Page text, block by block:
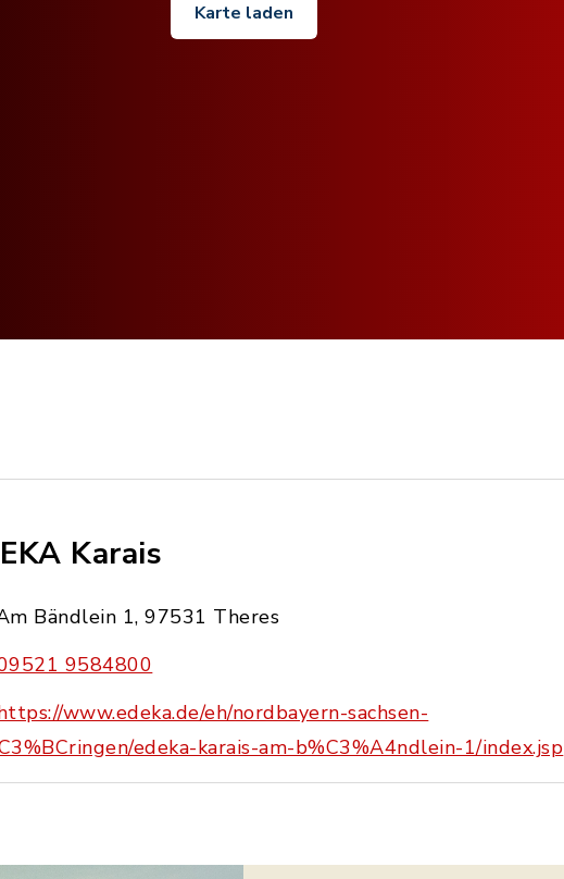
Karte laden
Karais
Bändlein 1, 97531 Theres
9584800
www.edeka.de/eh/nordbayern-sachsen-
edeka-karais-am-b%C3%A4ndlein-1/index.jsp